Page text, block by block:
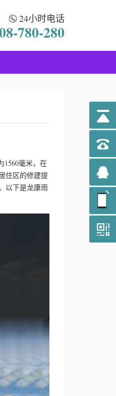
24小时电话
780-280
毫米，在
住区的修建提
以下是龙康雨